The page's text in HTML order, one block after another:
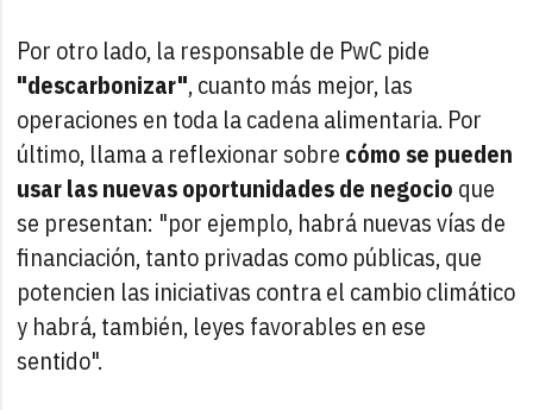
Por otro lado, la responsable de PwC pide
"descarbonizar", cuanto más mejor, las
operaciones en toda la cadena alimentaria. Por
último, llama a reflexionar sobre cómo se pueden
usar las nuevas oportunidades de negocio que
se presentan: "por ejemplo, habrá nuevas vías de
financiación, tanto privadas como públicas, que
potencien las iniciativas contra el cambio climático
y habrá, también, leyes favorables en ese
sentido".